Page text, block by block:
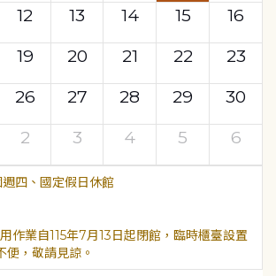
12 13 14 15
16
19 20 21 22
23
26 27 28 29
30
2 3 4 5 6
四、國定假日休館
作業自115年7月13日起閉館，臨時櫃臺設置
便，敬請見諒。